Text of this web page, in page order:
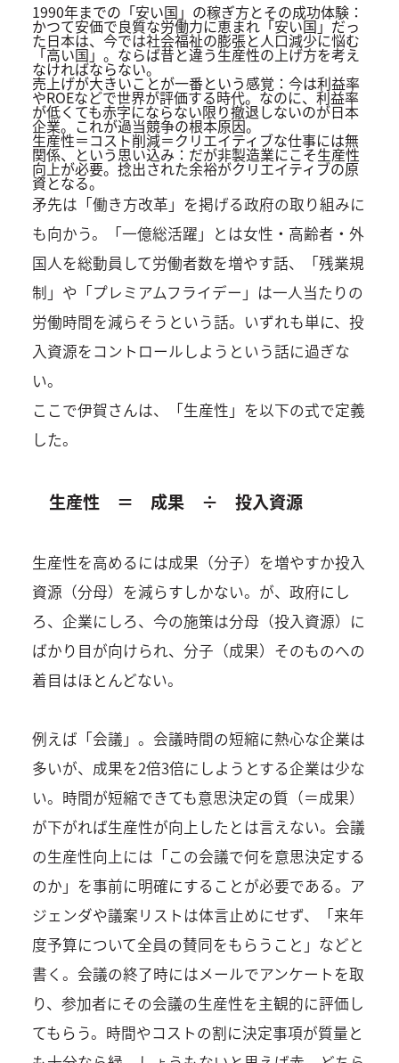
1990年までの「安い国」の稼ぎ方とその成功体験：
かつて安価で良質な労働力に恵まれ「安い国」だっ
た日本は、今では社会福祉の膨張と人口減少に悩む
「高い国」。ならば昔と違う生産性の上げ方を考え
なければならない。
売上げが大きいことが一番という感覚：今は利益率
やROEなどで世界が評価する時代。なのに、利益率
が低くても赤字にならない限り撤退しないのが日本
企業。これが過当競争の根本原因。
生産性＝コスト削減＝クリエイティブな仕事には無
関係、という思い込み：だが非製造業にこそ生産性
向上が必要。捻出された余裕がクリエイティブの原
資となる。
矛先は「働き方改革」を掲げる政府の取り組みに
も向かう。「一億総活躍」とは女性・高齢者・外
国人を総動員して労働者数を増やす話、「残業規
制」や「プレミアムフライデー」は一人当たりの
労働時間を減らそうという話。いずれも単に、投
入資源をコントロールしようという話に過ぎな
い。
ここで伊賀さんは、「生産性」を以下の式で定義
した。
生産性 ＝ 成果 ÷ 投入資源
生産性を高めるには成果（分子）を増やすか投入
資源（分母）を減らすしかない。が、政府にし
ろ、企業にしろ、今の施策は分母（投入資源）に
ばかり目が向けられ、分子（成果）そのものへの
着目はほとんどない。
例えば「会議」。会議時間の短縮に熱心な企業は
多いが、成果を2倍3倍にしようとする企業は少な
い。時間が短縮できても意思決定の質（＝成果）
が下がれば生産性が向上したとは言えない。会議
の生産性向上には「この会議で何を意思決定する
のか」を事前に明確にすることが必要である。ア
ジェンダや議案リストは体言止めにせず、「来年
度予算について全員の賛同をもらうこと」などと
書く。会議の終了時にはメールでアンケートを取
り、参加者にその会議の生産性を主観的に評価し
てもらう。時間やコストの割に決定事項が質量と